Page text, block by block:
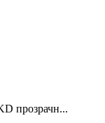
прозрачн...